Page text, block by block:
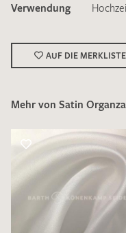
Ich bin damit
Die
Verwendung
AUF DIE
Mehr von Satin